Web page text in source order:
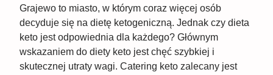
Grajewo to miasto, w którym coraz więcej osób
decyduje się na dietę ketogeniczną. Jednak czy dieta
keto jest odpowiednia dla każdego? Głównym
wskazaniem do diety keto jest chęć szybkiej i
skutecznej utraty wagi. Catering keto zalecany jest